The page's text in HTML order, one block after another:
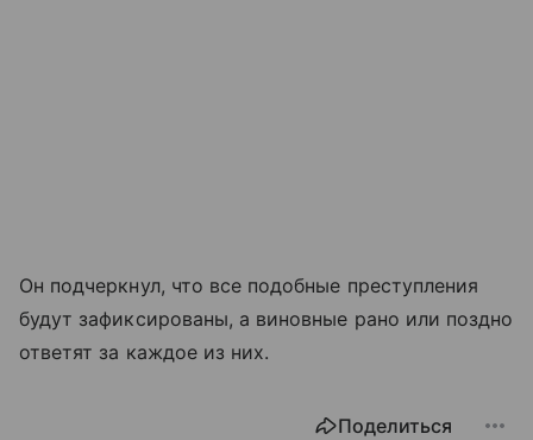
Он подчеркнул, что все подобные преступления
будут зафиксированы, а виновные рано или поздно
ответят за каждое из них.
Поделиться